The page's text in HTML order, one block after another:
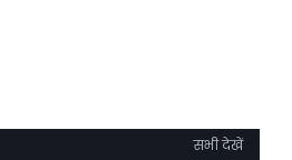
सभी देखें